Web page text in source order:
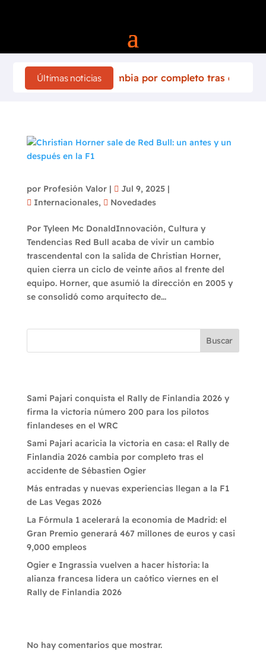
Últimas noticias
2026 cambia por completo tras el accidente
por Profesión Valor| Jul 9, 2025|
Internacionales, Novedades
Por Tyleen Mc DonaldInnovación, Cultura y
Tendencias Red Bull acaba de vivir un cambio
trascendental con la salida de Christian Horner,
quien cierra un ciclo de veinte años al frente del
equipo. Horner, que asumió la dirección en 2005 y
se consolidó como arquitecto de...
Buscar
Sami Pajari conquista el Rally de Finlandia 2026 y
firma la victoria número 200 para los pilotos
finlandeses en el WRC
Sami Pajari acaricia la victoria en casa: el Rally de
Finlandia 2026 cambia por completo tras el
accidente de Sébastien Ogier
Más entradas y nuevas experiencias llegan a la F1
de Las Vegas 2026
La Fórmula 1 acelerará la economía de Madrid: el
Gran Premio generará 467 millones de euros y casi
9,000 empleos
Ogier e Ingrassia vuelven a hacer historia: la
alianza francesa lidera un caótico viernes en el
Rally de Finlandia 2026
No hay comentarios que mostrar.